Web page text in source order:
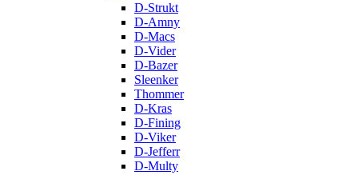
D-Strukt
D-Amny
D-Macs
D-Vider
D-Bazer
Sleenker
Thommer
D-Kras
D-Fining
D-Viker
D-Jefferr
D-Multy